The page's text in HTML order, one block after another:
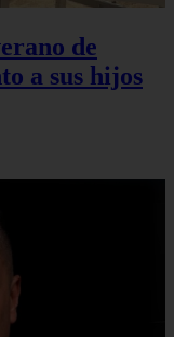
de
a sus hijos